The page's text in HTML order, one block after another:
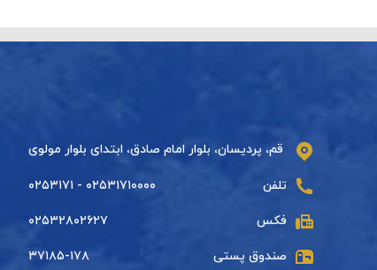
قم، پردیسان، بلوار امام صادق، ابتدای بلوار مولوی
تلفن ۰۲۵۳۱۷۱۰۰۰۰ - ۰۲۵۳۱۷۱
فکس ۰۲۵۳۲۸۰۲۶۲۷
صندوق پستی ۳۷۱۸۵-۱۷۸